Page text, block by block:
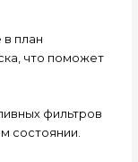
план
что поможет
фильтров
состоянии.